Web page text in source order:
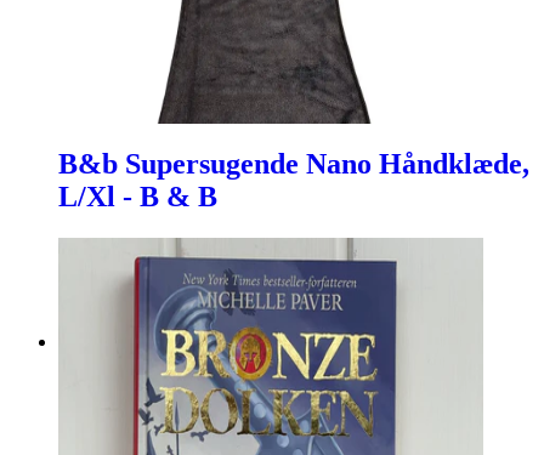
B&b Supersugende Nano Håndklæde,
L/Xl - B & B